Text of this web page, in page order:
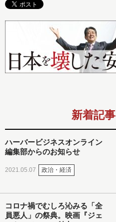
新着記事
ハーバービジネスオンライン
編集部からのお知らせ
2021.05.07 政治・経済
コロナ禍でむしろ沁みる「全
員悪人」の祭典。映画『ジェ